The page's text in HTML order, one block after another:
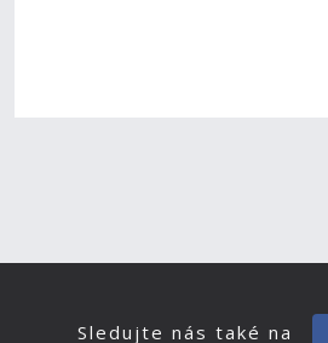
Sledujte nás také na